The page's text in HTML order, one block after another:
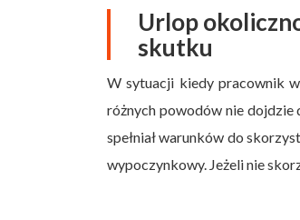
Urlop
skutku
W sytuacji kiedy pracownik
różnych powodów nie dojdzie
spełniał warunków do
wypoczynkowy. Jeżeli nie